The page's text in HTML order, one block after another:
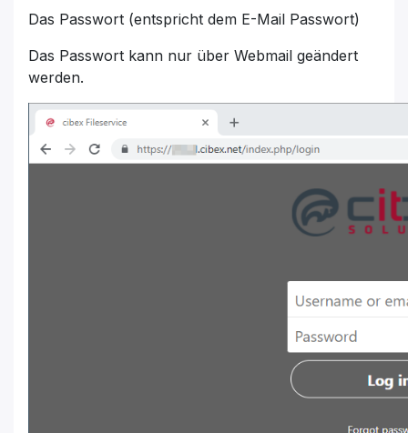
Das Passwort (entspricht dem E-Mail Passwort)
Das Passwort kann nur über Webmail geändert
werden.